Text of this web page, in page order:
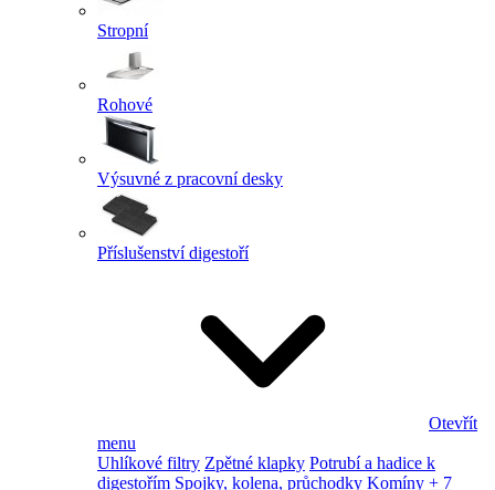
Stropní
Rohové
Výsuvné z pracovní desky
Příslušenství digestoří
Otevřít
menu
Uhlíkové filtry Zpětné klapky Potrubí a hadice k
digestořím Spojky, kolena, průchodky Komíny + 7